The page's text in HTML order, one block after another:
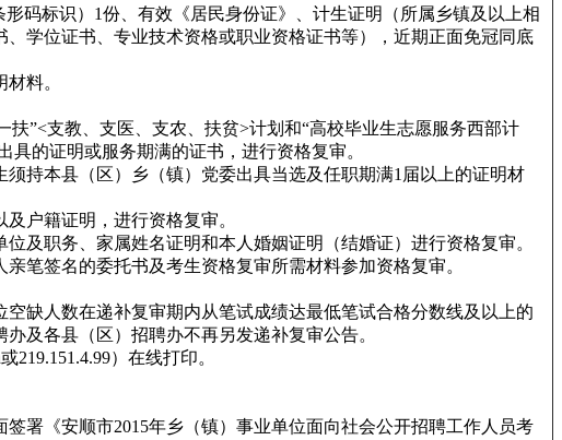
码标识）1份、有效《居民身份证》、计生证明（所属乡镇及以上相
学位证书、专业技术资格或职业资格证书等），近期正面免冠同底
料。
”<支教、支医、支农、扶贫>计划和“高校毕业生志愿服务西部计
的证明或服务期满的证书，进行资格复审。
持本县（区）乡（镇）党委出具当选及任职期满1届以上的证明材
户籍证明，进行资格复审。
及职务、家属姓名证明和本人婚姻证明（结婚证）进行资格复审。
笔签名的委托书及考生资格复审所需材料参加资格复审。
缺人数在递补复审期内从笔试成绩达最低笔试合格分数线及以上的
及各县（区）招聘办不再另发递补复审公告。
）在线打印。
署《安顺市2015年乡（镇）事业单位面向社会公开招聘工作人员考